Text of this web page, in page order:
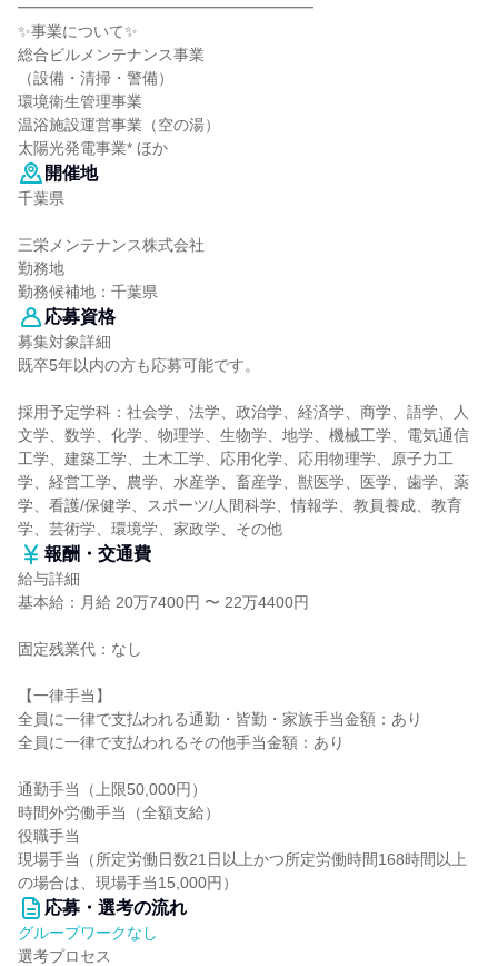
━━━━━━━━━━━━━━━━━━━
✨事業について✨
総合ビルメンテナンス事業
（設備・清掃・警備）
環境衛生管理事業
温浴施設運営事業（空の湯）
太陽光発電事業* ほか
開催地
千葉県
三栄メンテナンス株式会社
勤務地
勤務候補地：千葉県
応募資格
募集対象詳細
既卒5年以内の方も応募可能です。
採用予定学科：社会学、法学、政治学、経済学、商学、語学、人
文学、数学、化学、物理学、生物学、地学、機械工学、電気通信
工学、建築工学、土木工学、応用化学、応用物理学、原子力工
学、経営工学、農学、水産学、畜産学、獣医学、医学、歯学、薬
学、看護/保健学、スポーツ/人間科学、情報学、教員養成、教育
学、芸術学、環境学、家政学、その他
報酬・交通費
給与詳細
基本給：月給 20万7400円 〜 22万4400円
固定残業代：なし
【一律手当】
全員に一律で支払われる通勤・皆勤・家族手当金額：あり
全員に一律で支払われるその他手当金額：あり
通勤手当（上限50,000円）
時間外労働手当（全額支給）
役職手当
現場手当（所定労働日数21日以上かつ所定労働時間168時間以上
の場合は、現場手当15,000円）
応募・選考の流れ
グループワークなし
選考プロセス